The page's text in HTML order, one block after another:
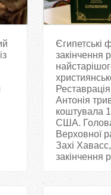
Єгипетські
закінчення
Антонія
коштувала
США. Голова
Верховної
Захі
закінчення